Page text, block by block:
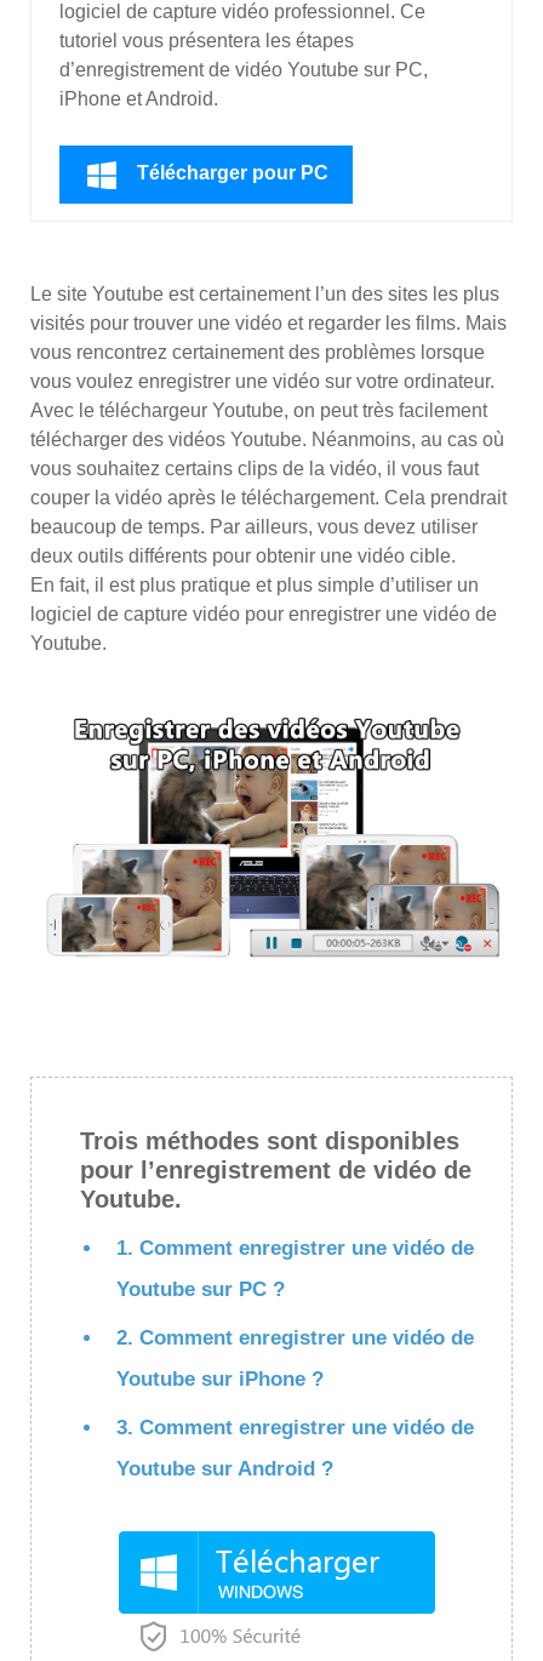
logiciel de capture vidéo professionnel. Ce
tutoriel vous présentera les étapes
d’enregistrement de vidéo Youtube sur PC,
iPhone et Android.
Télécharger pour PC
Le site Youtube est certainement l’un des sites les plus
visités pour trouver une vidéo et regarder les films. Mais
vous rencontrez certainement des problèmes lorsque
vous voulez enregistrer une vidéo sur votre ordinateur.
Avec le téléchargeur Youtube, on peut très facilement
télécharger des vidéos Youtube. Néanmoins, au cas où
vous souhaitez certains clips de la vidéo, il vous faut
couper la vidéo après le téléchargement. Cela prendrait
beaucoup de temps. Par ailleurs, vous devez utiliser
deux outils différents pour obtenir une vidéo cible.
En fait, il est plus pratique et plus simple d’utiliser un
logiciel de capture vidéo pour enregistrer une vidéo de
Youtube.
Trois méthodes sont disponibles
pour l’enregistrement de vidéo de
Youtube.
1. Comment enregistrer une vidéo de
Youtube sur PC ?
2. Comment enregistrer une vidéo de
Youtube sur iPhone ?
3. Comment enregistrer une vidéo de
Youtube sur Android ?